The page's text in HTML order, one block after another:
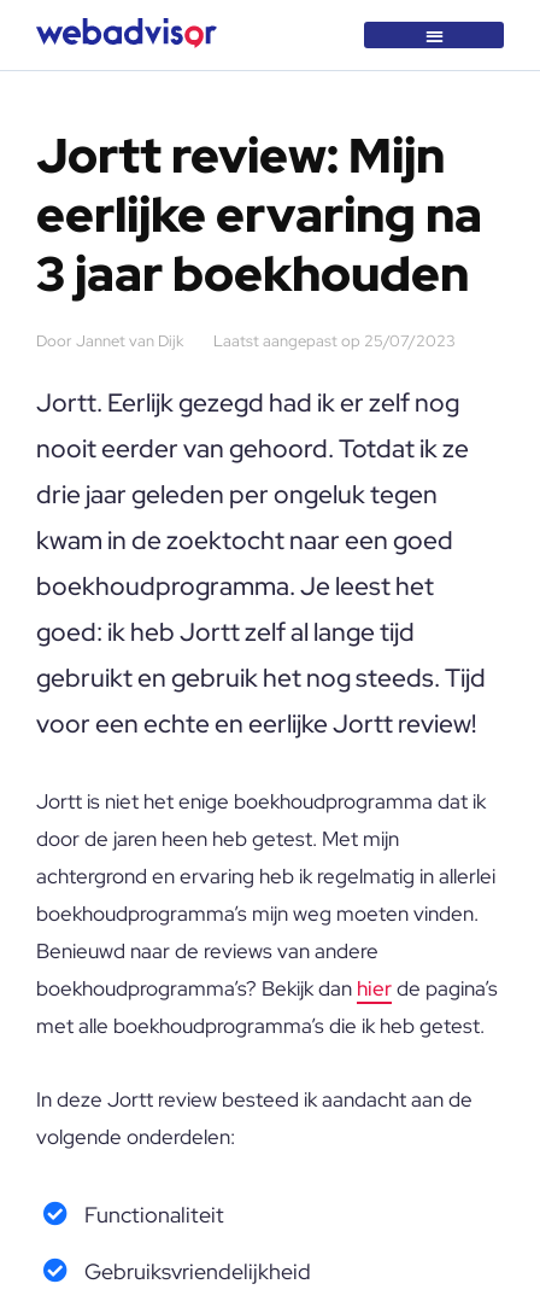
Jortt review: Mijn
eerlijke ervaring na
3 jaar boekhouden
Door Jannet van Dijk Laatst aangepast op 25/07/2023
Jortt. Eerlijk gezegd had ik er zelf nog
nooit eerder van gehoord. Totdat ik ze
drie jaar geleden per ongeluk tegen
kwam in de zoektocht naar een goed
boekhoudprogramma. Je leest het
goed: ik heb Jortt zelf al lange tijd
gebruikt en gebruik het nog steeds. Tijd
voor een echte en eerlijke Jortt review!
Jortt is niet het enige boekhoudprogramma dat ik
door de jaren heen heb getest. Met mijn
achtergrond en ervaring heb ik regelmatig in allerlei
boekhoudprogramma’s mijn weg moeten vinden.
Benieuwd naar de reviews van andere
boekhoudprogramma’s? Bekijk dan hierde pagina’s
met alle boekhoudprogramma’s die ik heb getest.
In deze Jortt review besteed ik aandacht aan de
volgende onderdelen:
Functionaliteit
Gebruiksvriendelijkheid